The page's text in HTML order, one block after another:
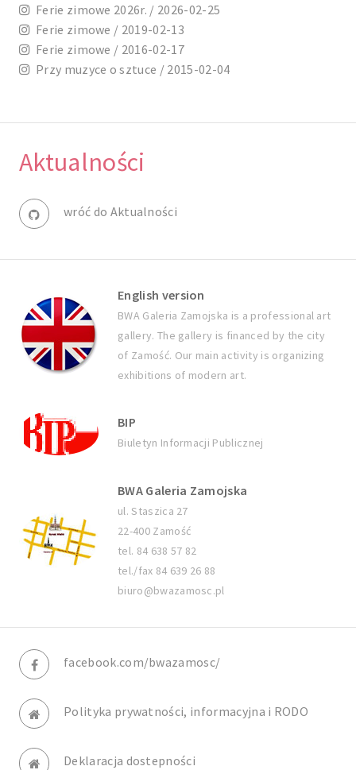
Ferie zimowe 2026r. / 2026-02-25
Ferie zimowe / 2019-02-13
Ferie zimowe / 2016-02-17
Przy muzyce o sztuce / 2015-02-04
Aktualności
wróć do Aktualności
English version
BWA Galeria Zamojska is a professional art
gallery. The gallery is financed by the city
of Zamość. Our main activity is organizing
exhibitions of modern art.
BIP
Biuletyn Informacji Publicznej
BWA Galeria Zamojska
ul. Staszica 27
22-400 Zamość
tel. 84 638 57 82
tel./fax 84 639 26 88
biuro@bwazamosc.pl
facebook.com/bwazamosc/
Polityka prywatności, informacyjna i RODO
Deklaracja dostepności